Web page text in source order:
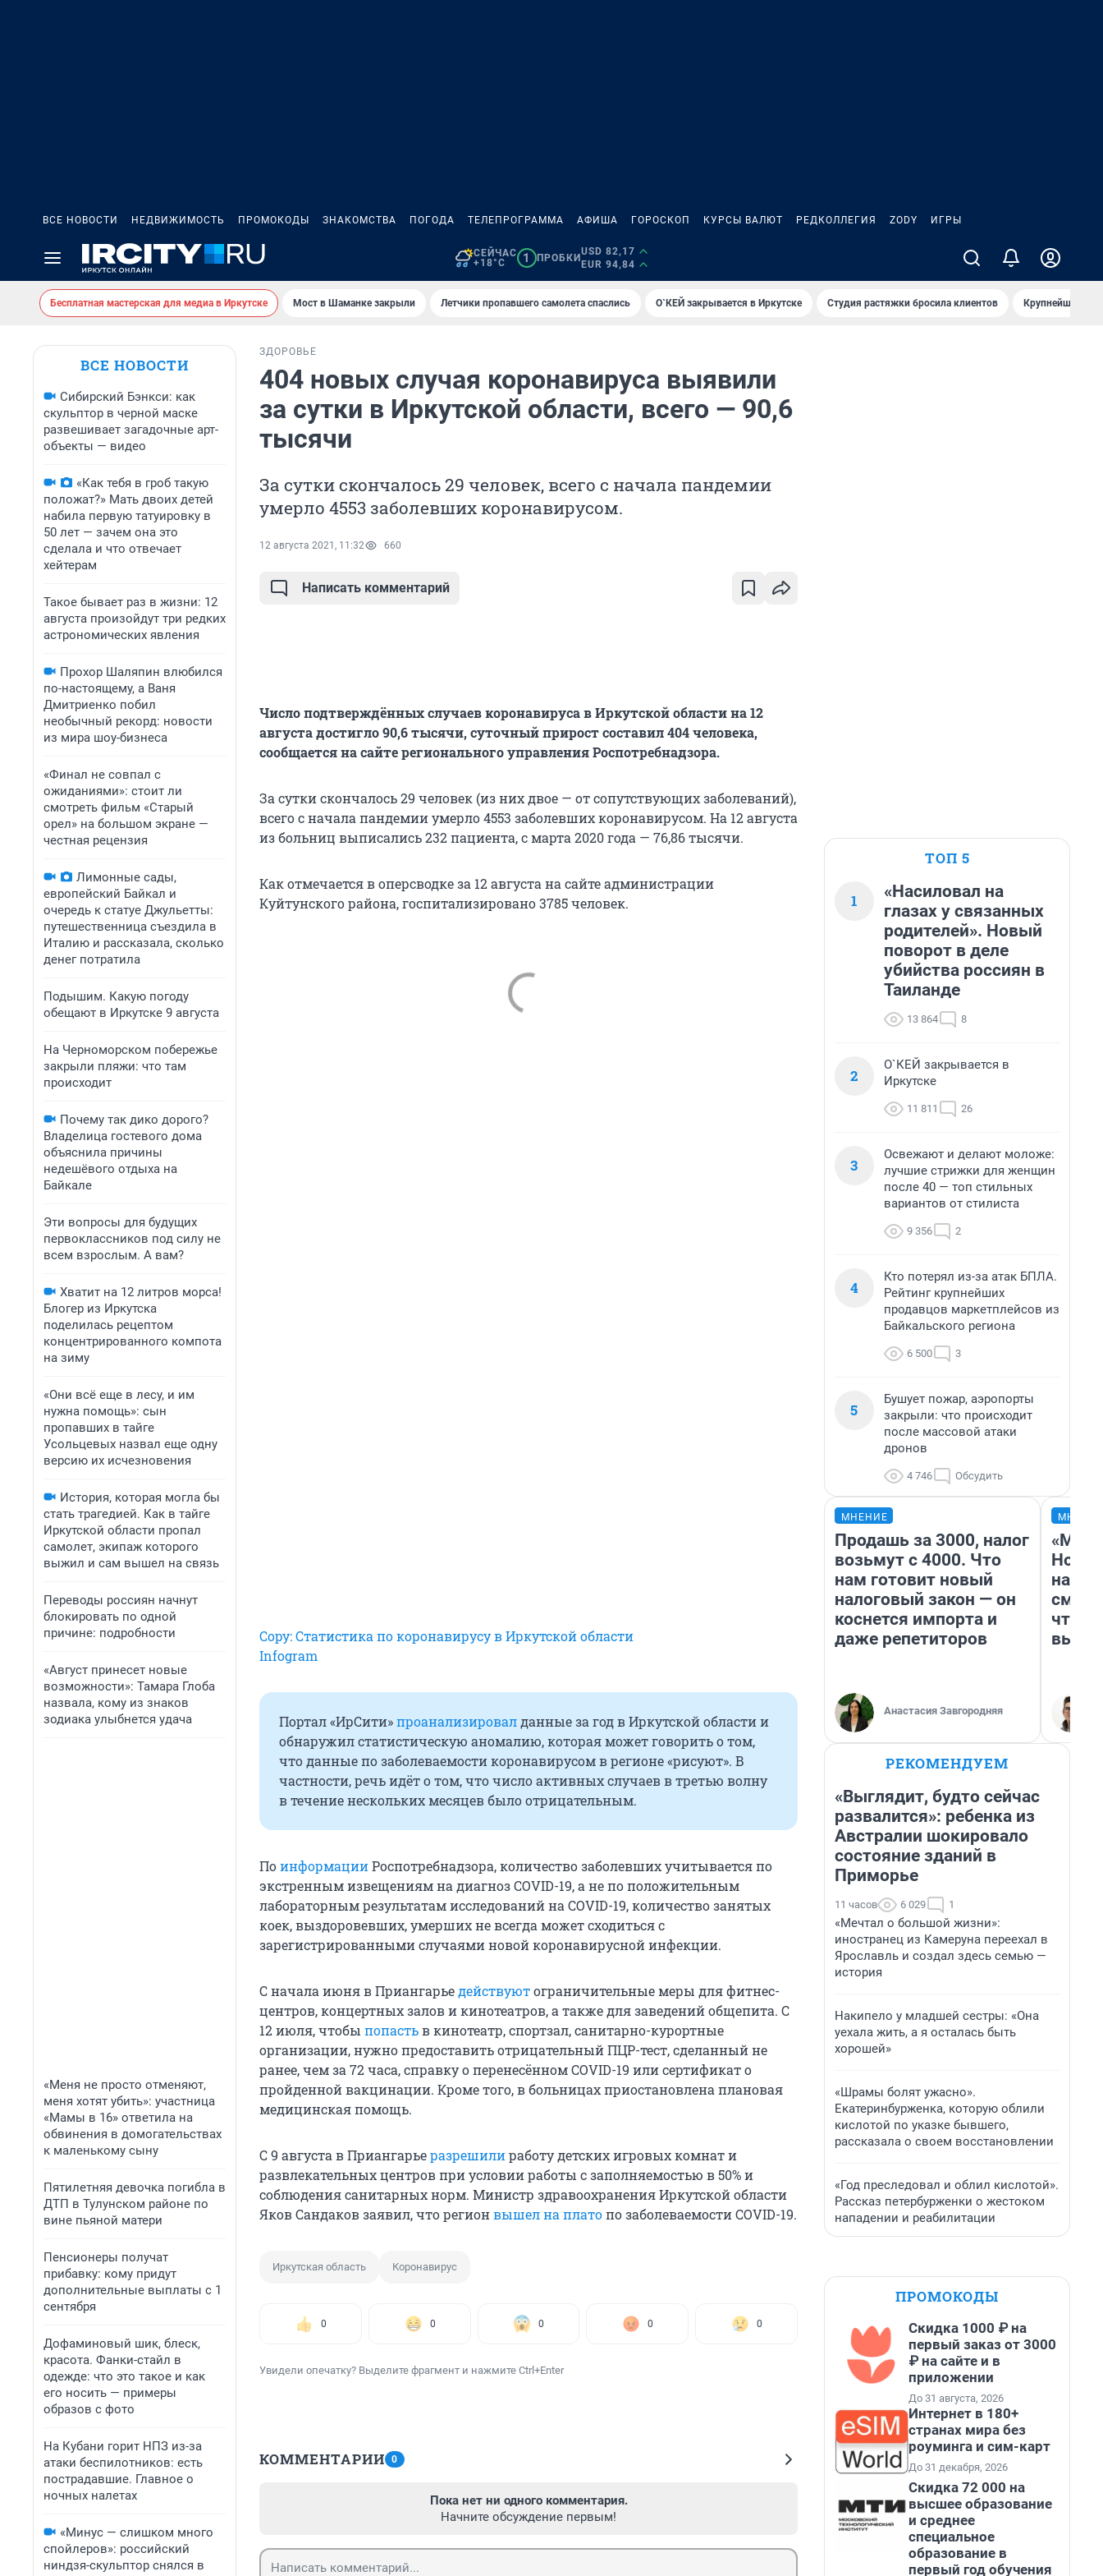
ВСЕ НОВОСТИ НЕДВИЖИМОСТЬ ПРОМОКОДЫ ЗНАКОМСТВА ПОГОДА ТЕЛЕПРОГРАММА АФИША ГОРОСКОП КУРСЫ ВАЛЮТ РЕДКОЛЛЕГИЯ ZODY ИГРЫ
СЕЙЧАС
+18°C
1 ПРОБКИ
USD 82,17
EUR 94,84
Бесплатная мастерская для медиа в Иркутске Мост в Шаманке закрыли Летчики пропавшего самолета спаслись О`КЕЙ закрывается в Иркутске Студия растяжки бросила клиентов Крупнейшие
ВСЕ НОВОСТИ
Сибирский Бэнкси: как
скульптор в черной маске
развешивает загадочные арт-
объекты — видео
«Как тебя в гроб такую
положат?» Мать двоих детей
набила первую татуировку в
50 лет — зачем она это
сделала и что отвечает
хейтерам
Такое бывает раз в жизни: 12
августа произойдут три редких
астрономических явления
Прохор Шаляпин влюбился
по-настоящему, а Ваня
Дмитриенко побил
необычный рекорд: новости
из мира шоу-бизнеса
«Финал не совпал с
ожиданиями»: стоит ли
смотреть фильм «Старый
орел» на большом экране —
честная рецензия
Лимонные сады,
европейский Байкал и
очередь к статуе Джульетты:
путешественница съездила в
Италию и рассказала, сколько
денег потратила
Подышим. Какую погоду
обещают в Иркутске 9 августа
На Черноморском побережье
закрыли пляжи: что там
происходит
Почему так дико дорого?
Владелица гостевого дома
объяснила причины
недешёвого отдыха на
Байкале
Эти вопросы для будущих
первоклассников под силу не
всем взрослым. А вам?
Хватит на 12 литров морса!
Блогер из Иркутска
поделилась рецептом
концентрированного компота
на зиму
«Они всё еще в лесу, и им
нужна помощь»: сын
пропавших в тайге
Усольцевых назвал еще одну
версию их исчезновения
История, которая могла бы
стать трагедией. Как в тайге
Иркутской области пропал
самолет, экипаж которого
выжил и сам вышел на связь
Переводы россиян начнут
блокировать по одной
причине: подробности
«Август принесет новые
возможности»: Тамара Глоба
назвала, кому из знаков
зодиака улыбнется удача
«Меня не просто отменяют,
меня хотят убить»: участница
«Мамы в 16» ответила на
обвинения в домогательствах
к маленькому сыну
Пятилетняя девочка погибла в
ДТП в Тулунском районе по
вине пьяной матери
Пенсионеры получат
прибавку: кому придут
дополнительные выплаты с 1
сентября
Дофаминовый шик, блеск,
красота. Фанки-стайл в
одежде: что это такое и как
его носить — примеры
образов с фото
На Кубани горит НПЗ из-за
атаки беспилотников: есть
пострадавшие. Главное о
ночных налетах
«Минус — слишком много
спойлеров»: российский
ниндзя-скульптор снялся в
ЗДОРОВЬЕ
404 новых случая коронавируса выявили
за сутки в Иркутской области, всего — 90,6
тысячи
За сутки скончалось 29 человек, всего с начала пандемии
умерло 4553 заболевших коронавирусом.
12 августа 2021, 11:32 660
Написать комментарий
Число подтверждённых случаев коронавируса в Иркутской области на 12
августа достигло 90,6 тысячи, суточный прирост составил 404 человека,
сообщается на сайте регионального управления Роспотребнадзора.
За сутки скончалось 29 человек (из них двое — от сопутствующих заболеваний),
всего с начала пандемии умерло 4553 заболевших коронавирусом. На 12 августа
из больниц выписались 232 пациента, с марта 2020 года — 76,86 тысячи.
Как отмечается в оперсводке за 12 августа на сайте администрации
Куйтунского района, госпитализировано 3785 человек.
Copy: Статистика по коронавирусу в Иркутской области
Infogram
Портал «ИрСити»проанализировал данные за год в Иркутской области и
обнаружил статистическую аномалию, которая может говорить о том,
что данные по заболеваемости коронавирусом в регионе «рисуют». В
частности, речь идёт о том, что число активных случаев в третью волну
в течение нескольких месяцев было отрицательным.
ПоинформацииРоспотребнадзора, количество заболевших учитывается по
экстренным извещениям на диагноз COVID-19, а не по положительным
лабораторным результатам исследований на COVID-19, количество занятых
коек, выздоровевших, умерших не всегда может сходиться с
зарегистрированными случаями новой коронавирусной инфекции.
С начала июня в Приангарьедействуютограничительные меры для фитнес-
центров, концертных залов и кинотеатров, а также для заведений общепита. С
12 июля, чтобы попастьв кинотеатр, спортзал, санитарно-курортные
организации, нужно предоставить отрицательный ПЦР-тест, сделанный не
ранее, чем за 72 часа, справку о перенесённом COVID-19 или сертификат о
пройденной вакцинации. Кроме того, в больницах приостановлена плановая
медицинская помощь.
С 9 августа в Приангарьеразрешилиработу детских игровых комнат и
развлекательных центров при условии работы с заполняемостью в 50% и
соблюдения санитарных норм. Министр здравоохранения Иркутской области
Яков Сандаков заявил, что регионвышел на платопо заболеваемости COVID-19.
Иркутская область Коронавирус
0 0 0 0 0
Увидели опечатку? Выделите фрагмент и нажмите Ctrl+Enter
КОММЕНТАРИИ 0
Пока нет ни одного комментария.
Начните обсуждение первым!
ТОП 5
1
«Насиловал на
глазах у связанных
родителей». Новый
поворот в деле
убийства россиян в
Таиланде
13 864 8
2
О`КЕЙ закрывается в
Иркутске
11 811 26
3
Освежают и делают моложе:
лучшие стрижки для женщин
после 40 — топ стильных
вариантов от стилиста
9 356 2
4
Кто потерял из-за атак БПЛА.
Рейтинг крупнейших
продавцов маркетплейсов из
Байкальского региона
6 500 3
5
Бушует пожар, аэропорты
закрыли: что происходит
после массовой атаки
дронов
4 746 Обсудить
МНЕНИЕ
Продашь за 3000, налог
возьмут с 4000. Что
нам готовит новый
налоговый закон — он
коснется импорта и
даже репетиторов
Анастасия Завгородняя
«Мы
РЕКОМЕНДУЕМ
«Выглядит, будто сейчас
развалится»: ребенка из
Австралии шокировало
состояние зданий в
Приморье
11 часов 6 029 1
«Мечтал о большой жизни»:
иностранец из Камеруна переехал в
Ярославль и создал здесь семью —
история
Накипело у младшей сестры: «Она
уехала жить, а я осталась быть
хорошей»
«Шрамы болят ужасно».
Екатеринбурженка, которую облили
кислотой по указке бывшего,
рассказала о своем восстановлении
«Год преследовал и облил кислотой».
Рассказ петербурженки о жестоком
нападении и реабилитации
ПРОМОКОДЫ
Скидка 1000 ₽ на
первый заказ от 3000
₽ на сайте и в
приложении
До 31 августа, 2026
Интернет в 180+
странах мира без
роуминга и сим-карт
До 31 декабря, 2026
Скидка 72 000 на
высшее образование
и среднее
специальное
образование в
первый год обучения